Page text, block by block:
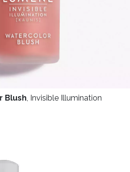
Blush, Invisible Illumination